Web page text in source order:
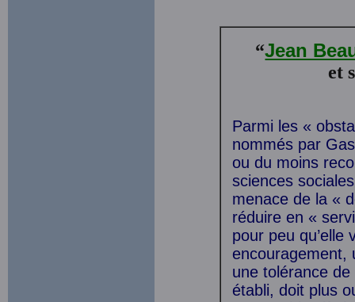
“Jean
et
Parmi les «
nommés par
ou du moins
sciences
menace de la «
réduire en «
pour peu qu’elle
encouragement,
une tolérance
établi, doit plus